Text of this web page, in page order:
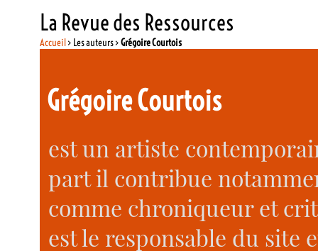
La Revue des Ressources
Accueil> Les auteurs >Grégoire Courtois
Grégoire Courtois
est un artiste
part il contribue
comme chroniqueur et
est le responsable du site